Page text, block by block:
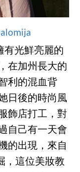
有光鮮亮麗的
在加州長大的
利的混血背
日後的時尚風
飾店打工，對
自己有一天會
的出現，來自
，這位美妝教